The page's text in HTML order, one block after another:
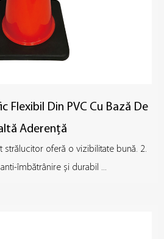
Flexibil Din PVC Cu Bază De
Aderență
strălucitor oferă o vizibilitate bună. 2.
anti-îmbătrânire și durabil ...